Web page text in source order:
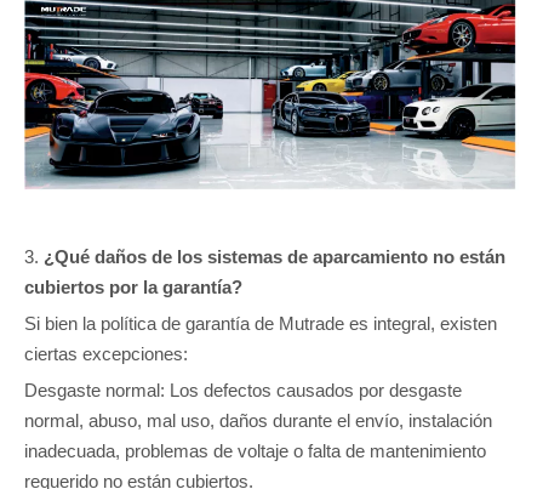
3. ¿Qué daños de los sistemas de aparcamiento no están
cubiertos por la garantía?
Si bien la política de garantía de Mutrade es integral, existen
ciertas excepciones:
Desgaste normal: Los defectos causados ​​por desgaste
normal, abuso, mal uso, daños durante el envío, instalación
inadecuada, problemas de voltaje o falta de mantenimiento
requerido no están cubiertos.